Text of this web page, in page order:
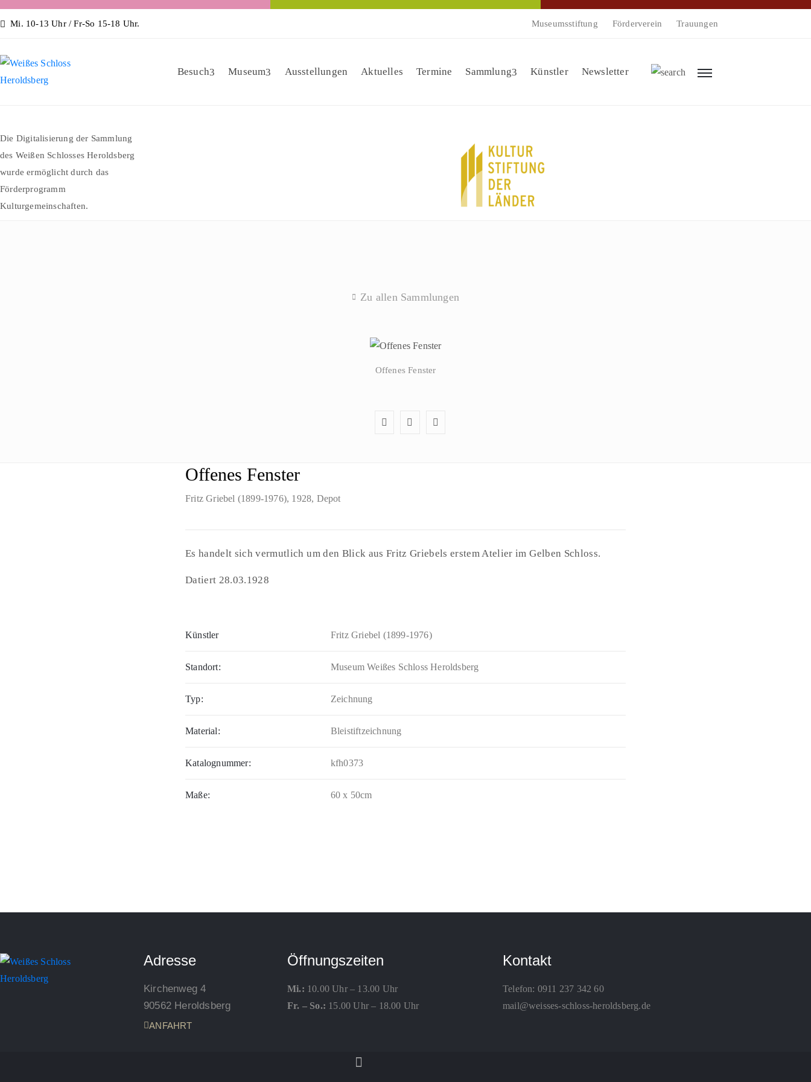
Mi. 10-13 Uhr / Fr-So 15-18 Uhr. Museumsstiftung Förderverein Trauungen
Besuch Museum Ausstellungen Aktuelles Termine Sammlung Künstler Newsletter
Die Digitalisierung der Sammlung
des Weißen Schlosses Heroldsberg
wurde ermöglicht durch das
Förderprogramm
Kulturgemeinschaften.
Zu allen Sammlungen
Offenes Fenster
Offenes Fenster
Fritz Griebel (1899-1976), 1928, Depot
Es handelt sich vermutlich um den Blick aus Fritz Griebels erstem Atelier im Gelben Schloss.
Datiert 28.03.1928
Künstler Fritz Griebel (1899-1976)
Standort: Museum Weißes Schloss Heroldsberg
Typ: Zeichnung
Material: Bleistiftzeichnung
Katalognummer: kfh0373
Maße: 60 x 50cm
Adresse
Kirchenweg 4
90562 Heroldsberg
ANFAHRT
Öffnungszeiten
Mi.: 10.00 Uhr – 13.00 Uhr
Fr. – So.: 15.00 Uhr – 18.00 Uhr
Kontakt
Telefon: 0911 237 342 60
mail@weisses-schloss-heroldsberg.de